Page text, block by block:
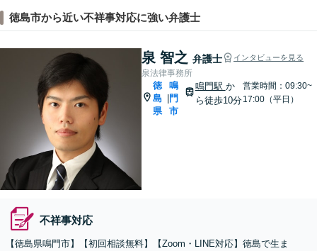
徳島市から近い不祥事対応に強い弁護士
泉 智之 弁護士 インタビューを見る
泉法律事務所
徳
島
県
鳴
門
市
鳴門駅 か
ら徒歩10分
営業時間：09:30~
17:00（平日）
不祥事対応
【徳島県鳴門市】【初回相談無料】【Zoom・LINE対応】徳島で生ま